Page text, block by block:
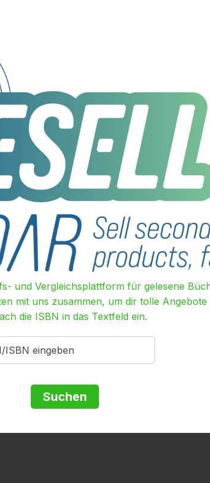
und Vergleichsplattform für gelesene
mit uns zusammen, um dir tolle Angebote
die ISBN in das Textfeld ein.